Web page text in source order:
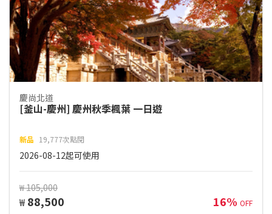
慶尚北道
[釜山-慶州] 慶州秋季楓葉 一日遊
新品 19,777次點閱
2026-08-12起可使用
₩ 105,000
₩ 88,500 16% OFF